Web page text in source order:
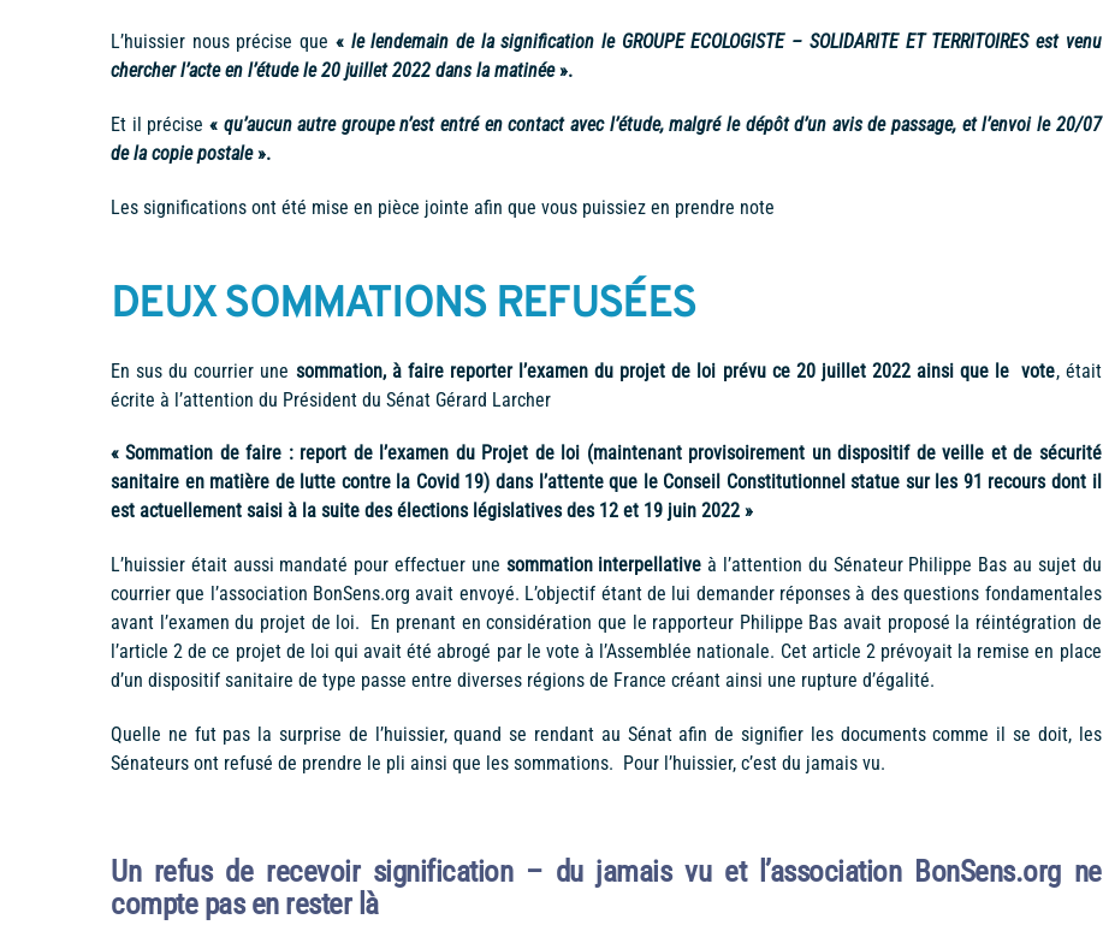
L’huissier nous précise que « le lendemain de la signification le GROUPE ECOLOGISTE – SOLIDARITE ET TERRITOIRES est venu
chercher l’acte en l’étude le 20 juillet 2022 dans la matinée».
Et il précise « qu’aucun autre groupe n’est entré en contact avec l’étude, malgré le dépôt d’un avis de passage, et l’envoi le 20/07
de la copie postale».
Les significations ont été mise en pièce jointe afin que vous puissiez en prendre note
DEUX SOMMATIONS REFUSÉES
En sus du courrier une sommation, à faire reporter l’examen du projet de loi prévu ce 20 juillet 2022 ainsi que le vote, était
écrite à l’attention du Président du Sénat Gérard Larcher
« Sommation de faire : report de l’examen du Projet de loi (maintenant provisoirement un dispositif de veille et de sécurité
sanitaire en matière de lutte contre la Covid 19) dans l’attente que le Conseil Constitutionnel statue sur les 91 recours dont il
est actuellement saisi à la suite des élections législatives des 12 et 19 juin 2022 »
L’huissier était aussi mandaté pour effectuer une sommation interpellative à l’attention du Sénateur Philippe Bas au sujet du
courrier que l’association BonSens.org avait envoyé. L’objectif étant de lui demander réponses à des questions fondamentales
avant l’examen du projet de loi. En prenant en considération que le rapporteur Philippe Bas avait proposé la réintégration de
l’article 2 de ce projet de loi qui avait été abrogé par le vote à l’Assemblée nationale. Cet article 2 prévoyait la remise en place
d’un dispositif sanitaire de type passe entre diverses régions de France créant ainsi une rupture d’égalité.
Quelle ne fut pas la surprise de l’huissier, quand se rendant au Sénat afin de signifier les documents comme il se doit, les
Sénateurs ont refusé de prendre le pli ainsi que les sommations. Pour l’huissier, c’est du jamais vu.
Un refus de recevoir signification – du jamais vu et l’association BonSens.org ne
compte pas en rester là